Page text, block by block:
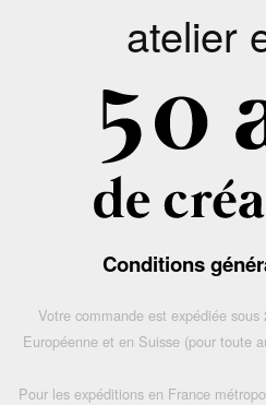
atelier
Conditions
Votre commande est expédiée
Européenne et en Suisse (pour toute
Pour les expéditions en France